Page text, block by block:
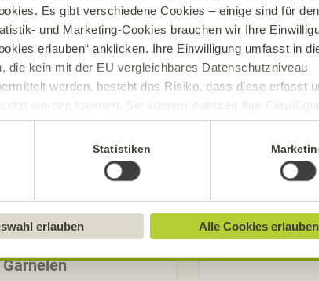
Es gibt verschiedene Cookies – einige sind für
und Marketing-Cookies brauchen wir Ihre
erlauben“ anklicken. Ihre Einwilligung umfasst in
die kein mit der EU vergleichbares Datenschutzniveau
werden, besteht das Risiko, dass diese erfasst
werden könnten. Sie können jederzeit Ihre
deaktivieren. Ausführliche Informationen finden Sie in
Statistiken
erlauben Alle Cookies erlauben
weitere Rezepte
Fusilli-Bowl mit
Garnelen